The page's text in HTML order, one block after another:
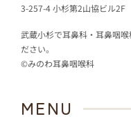
3-257-4 小杉第2山協ビル2F
武蔵小杉で耳鼻科・耳鼻咽
ださい。
©みのわ耳鼻咽喉科
MENU